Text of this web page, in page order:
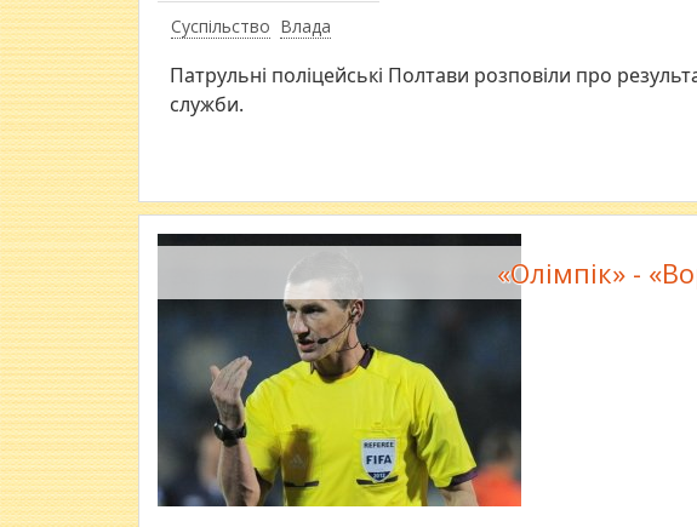
Суспільство Влада
Патрульні поліцейські Полтави розповіли про
служби.
​«Олімпік» -